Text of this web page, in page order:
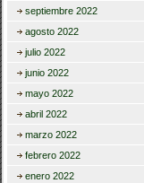
septiembre 2022
agosto 2022
julio 2022
junio 2022
mayo 2022
abril 2022
marzo 2022
febrero 2022
enero 2022